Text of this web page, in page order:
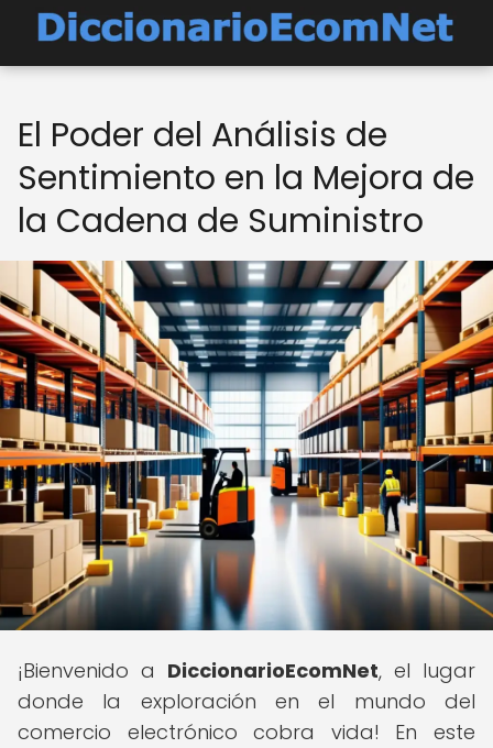
El Poder del Análisis de
Sentimiento en la Mejora de
la Cadena de Suministro
¡Bienvenido a DiccionarioEcomNet, el lugar
donde la exploración en el mundo del
comercio electrónico cobra vida! En este